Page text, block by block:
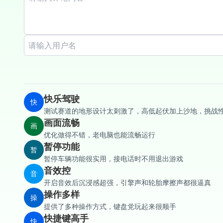
快 快乐驾驶
测试赛道的地形设计太刺激了，高低起伏加上沙地，挑战
画
画面流畅
优化做得不错，老电脑也能流畅运行
暂
暂停功能
暂停车辆功能很实用，接电话时不用退出游戏
音
音效控
开启音效后沉浸感超强，引擎声和轮胎摩擦声都很逼真
操
操作多样
提供了多种操作方式，键盘党玩起来很顺手
快
快捷键高手